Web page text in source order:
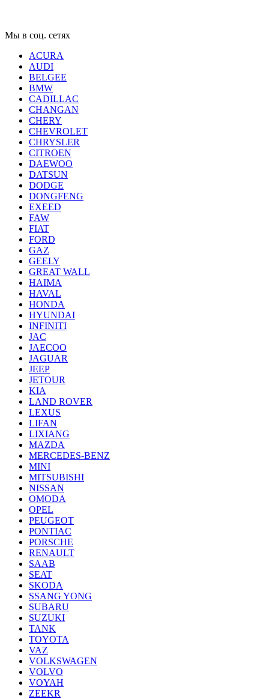
Мы в соц. сетях
ACURA
AUDI
BELGEE
BMW
CADILLAC
CHANGAN
CHERY
CHEVROLET
CHRYSLER
CITROEN
DAEWOO
DATSUN
DODGE
DONGFENG
EXEED
FAW
FIAT
FORD
GAZ
GEELY
GREAT WALL
HAIMA
HAVAL
HONDA
HYUNDAI
INFINITI
JAC
JAECOO
JAGUAR
JEEP
JETOUR
KIA
LAND ROVER
LEXUS
LIFAN
LIXIANG
MAZDA
MERCEDES-BENZ
MINI
MITSUBISHI
NISSAN
OMODA
OPEL
PEUGEOT
PONTIAC
PORSCHE
RENAULT
SAAB
SEAT
SKODA
SSANG YONG
SUBARU
SUZUKI
TANK
TOYOTA
VAZ
VOLKSWAGEN
VOLVO
VOYAH
ZEEKR